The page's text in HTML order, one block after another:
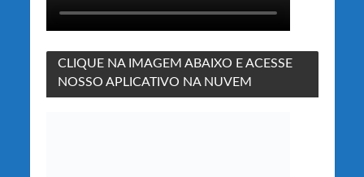
CLIQUE NA IMAGEM ABAIXO E ACESSE
NOSSO APLICATIVO NA NUVEM